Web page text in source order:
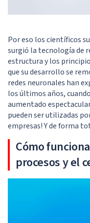
Por eso los científicos
surgió la tecnología de
estructura y los
que su desarrollo se
redes neuronales han
los últimos años,
aumentado
pueden ser utilizadas
empresas! Y de forma
Cómo
procesos y el